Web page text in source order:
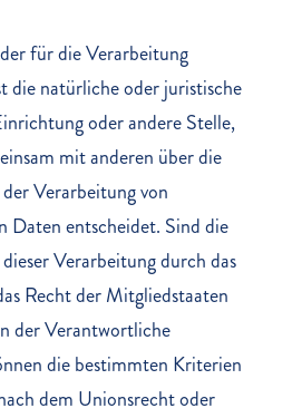
für die Verarbeitung
die natürliche oder juristische
oder andere Stelle,
mit anderen über die
Verarbeitung von
Daten entscheidet. Sind die
Verarbeitung durch das
Recht der Mitgliedstaaten
der Verantwortliche
die bestimmten Kriterien
dem Unionsrecht oder